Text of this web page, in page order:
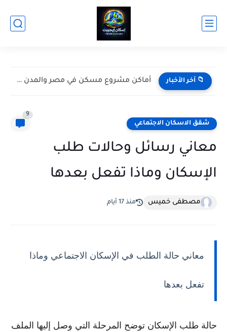
📁 آخر الأخبار خرائط وكروكيات أراضي مسكن 7 ومواقع قطع الأراضي
شقق الاسكان الاجتماعي
9
معاني رسائل وحالات طلب
الإسكان وماذا تفعل بعدها
مصطفى خميس منذ 17 أيام
معاني حالة الطلب في الإسكان الاجتماعي وماذا
تفعل بعدها
حالة طلب الإسكان توضح المرحلة التي وصل إليها الملف